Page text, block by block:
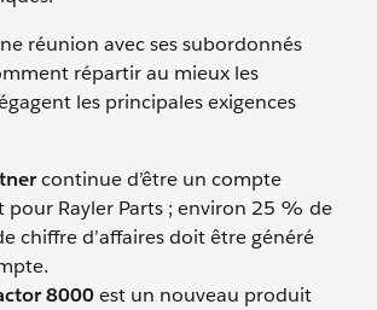
réunion avec ses subordonnés
répartir au mieux les
les principales exigences
continue d’être un compte
Rayler Parts ; environ 25 % de
chiffre d’affaires doit être généré
8000est un nouveau produit